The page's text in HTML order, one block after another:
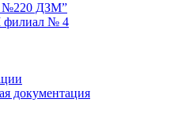
№220 ДЗМ”
№ 4
документация